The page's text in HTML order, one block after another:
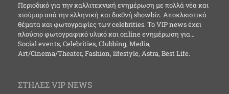
Περιοδικό για την καλλιτεχνική ενημέρωση με πολλά νέα και
χιούμορ από την ελληνική και διεθνή showbiz. Αποκλειστικά
θέματα και φωτογραφίες των celebrities. Το VIP news έχει
πλούσιο φωτογραφικό υλικό και online ενημέρωση για…
Social events, Celebrities, Clubbing, Media,
Art/Cinema/Theater, Fashion, lifestyle, Astra, Best Life.
ΣΤΗΛΕΣ VIP NEWS